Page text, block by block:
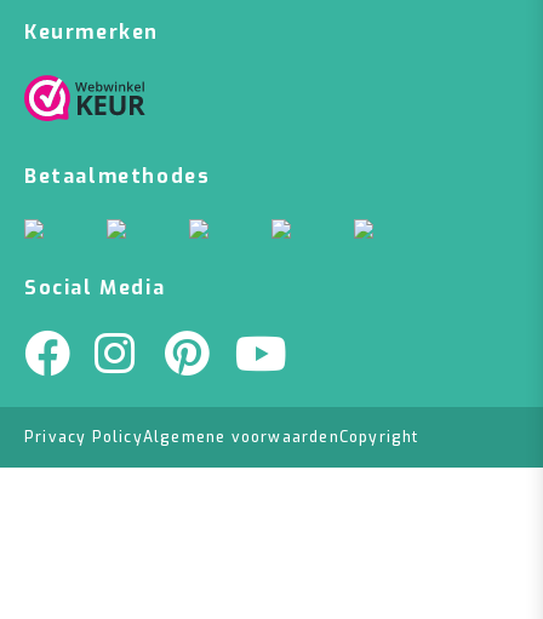
Keurmerken
Betaalmethodes
Social Media
Privacy PolicyAlgemene voorwaardenCopyright